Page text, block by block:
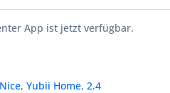
App ist jetzt verfügbar.
Nice,Yubii Home,2.4